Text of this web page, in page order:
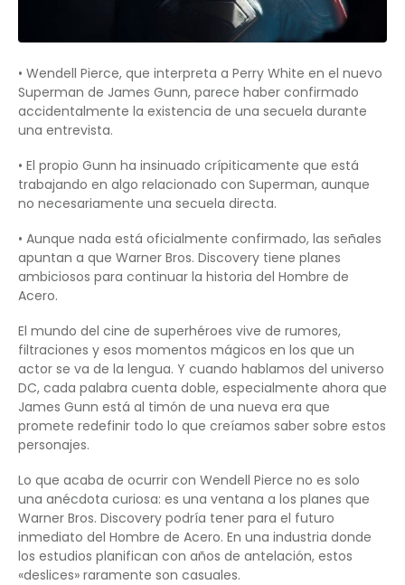
• Wendell Pierce, que interpreta a Perry White en el nuevo
Superman de James Gunn, parece haber confirmado
accidentalmente la existencia de una secuela durante
una entrevista.
• El propio Gunn ha insinuado crípiticamente que está
trabajando en algo relacionado con Superman, aunque
no necesariamente una secuela directa.
• Aunque nada está oficialmente confirmado, las señales
apuntan a que Warner Bros. Discovery tiene planes
ambiciosos para continuar la historia del Hombre de
Acero.
El mundo del cine de superhéroes vive de rumores,
filtraciones y esos momentos mágicos en los que un
actor se va de la lengua. Y cuando hablamos del universo
DC, cada palabra cuenta doble, especialmente ahora que
James Gunn está al timón de una nueva era que
promete redefinir todo lo que creíamos saber sobre estos
personajes.
Lo que acaba de ocurrir con Wendell Pierce no es solo
una anécdota curiosa: es una ventana a los planes que
Warner Bros. Discovery podría tener para el futuro
inmediato del Hombre de Acero. En una industria donde
los estudios planifican con años de antelación, estos
«deslices» raramente son casuales.